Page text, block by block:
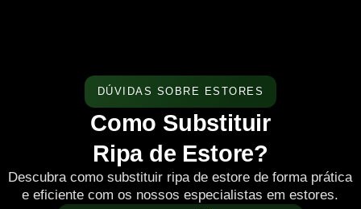
DÚVIDAS SOBRE ESTORES
Como Substituir
Ripa de Estore?
Descubra como substituir ripa de estore de forma prática
e eficiente com os nossos especialistas em estores.